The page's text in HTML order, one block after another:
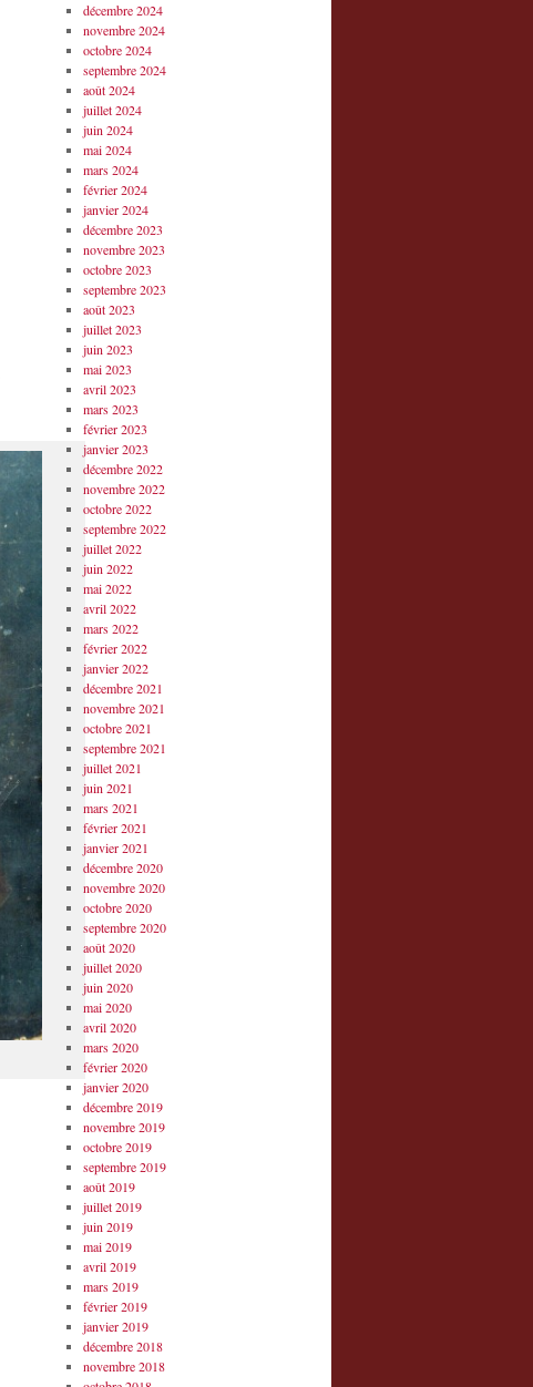
décembre 2024
novembre 2024
octobre 2024
septembre 2024
août 2024
juillet 2024
juin 2024
mai 2024
mars 2024
février 2024
janvier 2024
décembre 2023
novembre 2023
octobre 2023
septembre 2023
août 2023
juillet 2023
juin 2023
mai 2023
avril 2023
mars 2023
février 2023
janvier 2023
décembre 2022
novembre 2022
octobre 2022
septembre 2022
juillet 2022
juin 2022
mai 2022
avril 2022
mars 2022
février 2022
janvier 2022
décembre 2021
novembre 2021
octobre 2021
septembre 2021
juillet 2021
juin 2021
mars 2021
février 2021
janvier 2021
décembre 2020
novembre 2020
octobre 2020
septembre 2020
août 2020
juillet 2020
juin 2020
mai 2020
avril 2020
mars 2020
février 2020
janvier 2020
décembre 2019
novembre 2019
octobre 2019
septembre 2019
août 2019
juillet 2019
juin 2019
mai 2019
avril 2019
mars 2019
février 2019
janvier 2019
décembre 2018
novembre 2018